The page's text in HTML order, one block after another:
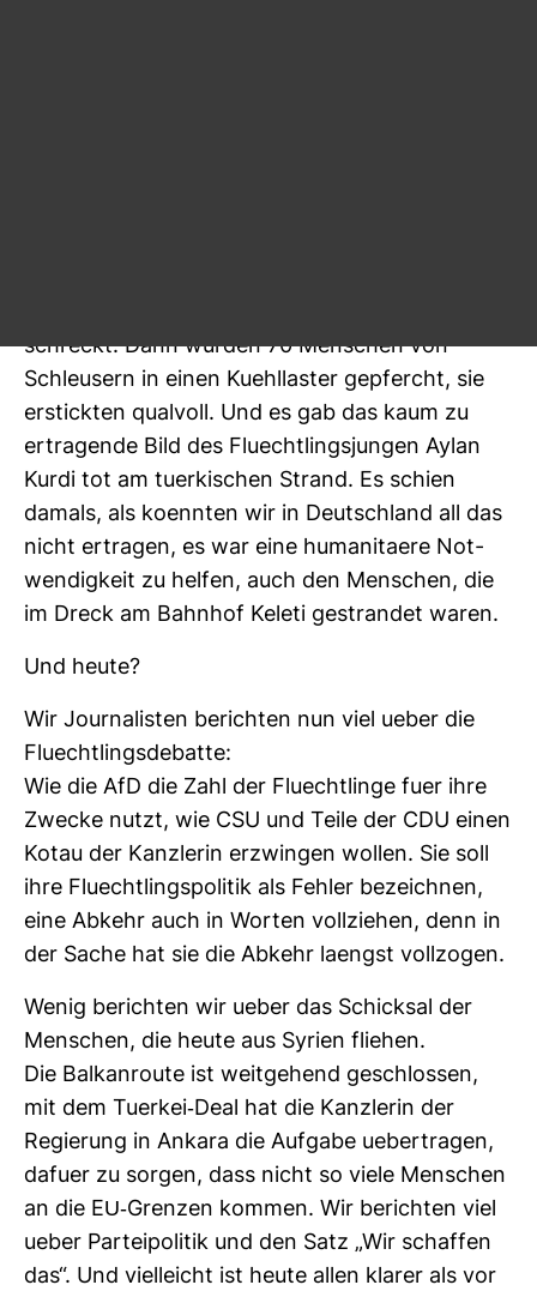
schreckt. Dann wurden 70 Men­schen von
Schleu­sern in einen Kuehl­laster gepfercht, sie
erstickten qual­voll. Und es gab das kaum zu
ertra­gende Bild des Fluecht­lings­jungen Aylan
Kurdi tot am tuer­ki­schen Strand. Es schien
damals, als koennten wir in Deutsch­land all das
nicht ertragen, es war eine huma­ni­taere Not­
wen­dig­keit zu helfen, auch den Men­schen, die
im Dreck am Bahnhof Keleti gestrandet waren.
Und heute?
Wir Jour­na­listen berichten nun viel ueber die
Fluecht­lings­de­batte:
Wie die AfD die Zahl der Fluecht­linge fuer ihre
Zwecke nutzt, wie CSU und Teile der CDU einen
Kotau der Kanz­lerin erzwingen wollen. Sie soll
ihre Fluecht­lings­po­litik als Fehler bezeichnen,
eine Abkehr auch in Worten voll­ziehen, denn in
der Sache hat sie die Abkehr laengst voll­zogen.
Wenig berichten wir ueber das Schicksal der
Men­schen, die heute aus Syrien fliehen.
Die Bal­kan­route ist weit­ge­hend geschlossen,
mit dem Tuerkei-​Deal hat die Kanz­lerin der
Regie­rung in Ankara die Auf­gabe ueber­tragen,
dafuer zu sorgen, dass nicht so viele Men­schen
an die EU-​Grenzen kommen. Wir berichten viel
ueber Par­tei­po­litik und den Satz „Wir schaffen
das“. Und viel­leicht ist heute allen klarer als vor